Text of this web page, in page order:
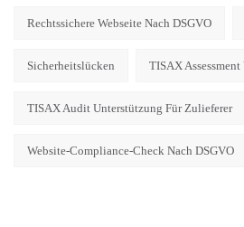
Rechtssichere Webseite Nach DSGVO
Sicherheitslücken TISAX
TISAX Audit Unterstützung Für Zulieferer
Website-Compliance-Check Nach DSGVO